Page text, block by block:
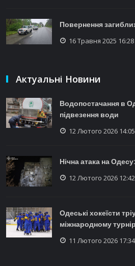
Повернення
16 Травня 2025 16:28
Актуальні Новини
Водопостачання в
підвезення води
12 Лютого 2026 14:05
Нічна атака на
12 Лютого 2026 12:42
Одеські хокеїсти
міжнародному
11 Лютого 2026 17:34